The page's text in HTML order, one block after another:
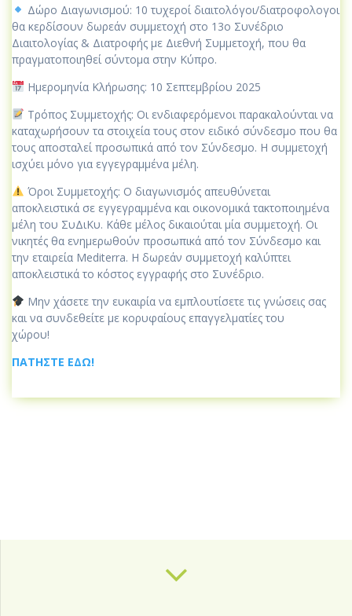
Δώρο Διαγωνισμού: 10 τυχεροί διαιτολόγοι/διατροφολογοι
θα κερδίσουν δωρεάν συμμετοχή στο 13ο Συνέδριο
Διαιτολογίας & Διατροφής με Διεθνή Συμμετοχή, που θα
πραγματοποιηθεί σύντομα στην Κύπρο.
Ημερομηνία Κλήρωσης: 10 Σεπτεμβρίου 2025
Τρόπος Συμμετοχής: Οι ενδιαφερόμενοι παρακαλούνται να
καταχωρήσουν τα στοιχεία τους στον ειδικό σύνδεσμο που θα
τους αποσταλεί προσωπικά από τον Σύνδεσμο. Η συμμετοχή
ισχύει μόνο για εγγεγραμμένα μέλη.
Όροι Συμμετοχής: Ο διαγωνισμός απευθύνεται
αποκλειστικά σε εγγεγραμμένα και οικονομικά τακτοποιημένα
μέλη του ΣυΔιΚυ. Κάθε μέλος δικαιούται μία συμμετοχή. Οι
νικητές θα ενημερωθούν προσωπικά από τον Σύνδεσμο και
την εταιρεία Mediterra. Η δωρεάν συμμετοχή καλύπτει
αποκλειστικά το κόστος εγγραφής στο Συνέδριο.
Μην χάσετε την ευκαιρία να εμπλουτίσετε τις γνώσεις σας
και να συνδεθείτε με κορυφαίους επαγγελματίες του
χώρου!
ΠΑΤΗΣΤΕ ΕΔΩ!